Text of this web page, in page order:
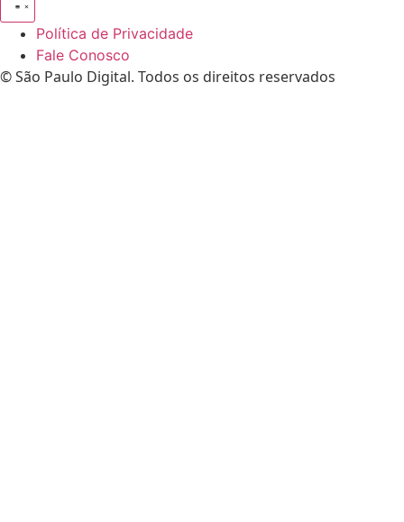
Política de Privacidade
Fale Conosco
© São Paulo Digital. Todos os direitos reservados